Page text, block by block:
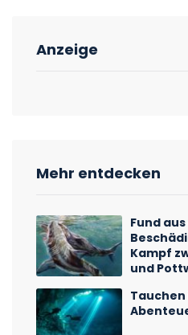
Anzeige
Mehr entdecken
Fund
Kampf
und
Tauchen